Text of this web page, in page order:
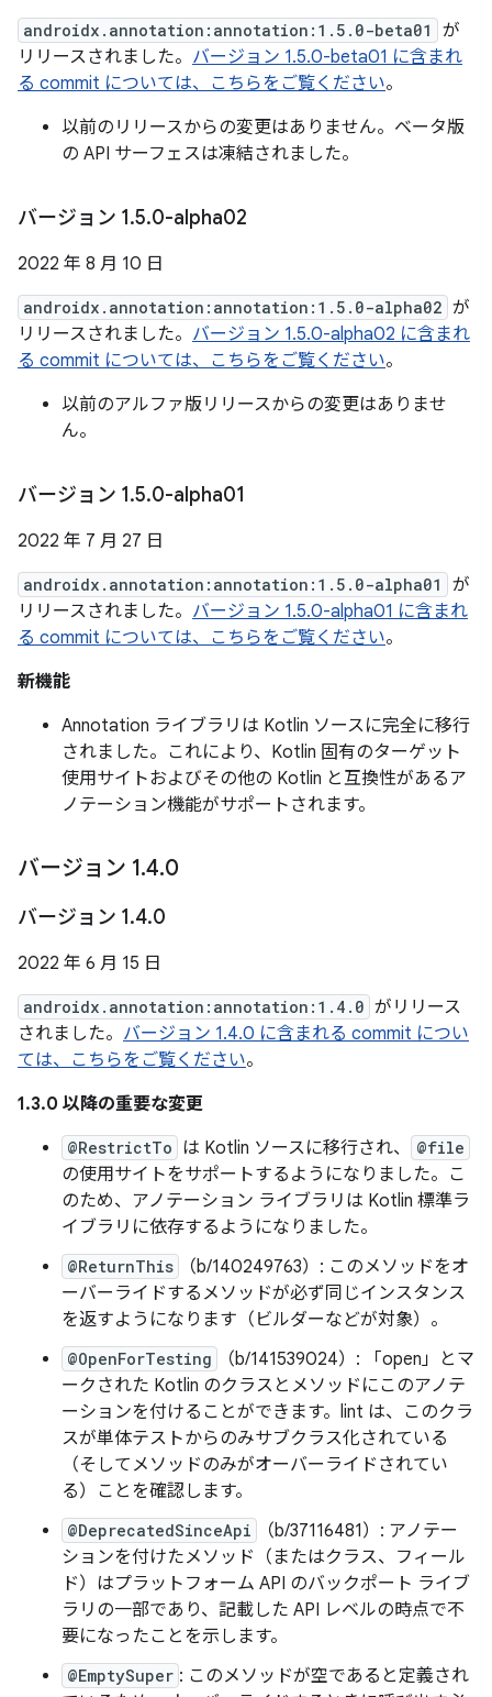
androidx.annotation:annotation:1.5.0-beta01
が
リリースされました。 バージョン 1.5.0-beta01 に含まれ
る commit については、こちらをご覧ください。
以前のリリースからの変更はありません。ベータ版
の API サーフェスは凍結されました。
バージョン 1.5.0-alpha02
2022 年 8 月 10 日
androidx.annotation:annotation:1.5.0-alpha02 が
リリースされました。 バージョン 1.5.0-alpha02 に含まれ
る commit については、こちらをご覧ください。
以前のアルファ版リリースからの変更はありませ
ん。
バージョン 1.5.0-alpha01
2022 年 7 月 27 日
androidx.annotation:annotation:1.5.0-alpha01
が
リリースされました。 バージョン 1.5.0-alpha01 に含まれ
る commit については、こちらをご覧ください。
新機能
Annotation ライブラリは Kotlin ソースに完全に移行
されました。これにより、Kotlin 固有のターゲット
使用サイトおよびその他の Kotlin と互換性があるア
ノテーション機能がサポートされます。
バージョン 1.4.0
バージョン 1.4.0
2022 年 6 月 15 日
androidx.annotation:annotation:1.4.0 がリリース
されました。 バージョン 1.4.0 に含まれる commit につい
ては、こちらをご覧ください。
1.3.0 以降の重要な変更
@RestrictTo は Kotlin ソースに移行され、 @file
の使用サイトをサポートするようになりました。こ
のため、アノテーション ライブラリは Kotlin 標準ラ
イブラリに依存するようになりました。
@ReturnThis
（b/140249763）: このメソッドをオ
ーバーライドするメソッドが必ず同じインスタンス
を返すようになります（ビルダーなどが対象）。
@OpenForTesting
（b/141539024）: 「open」とマ
ークされた Kotlin のクラスとメソッドにこのアノテ
ーションを付けることができます。lint は、このクラ
スが単体テストからのみサブクラス化されている
（そしてメソッドのみがオーバーライドされてい
る）ことを確認します。
@DeprecatedSinceApi
（b/37116481）: アノテー
ションを付けたメソッド（またはクラス、フィール
ド）はプラットフォーム API のバックポート ライブ
ラリの一部であり、記載した API レベルの時点で不
要になったことを示します。
@EmptySuper : このメソッドが空であると定義され